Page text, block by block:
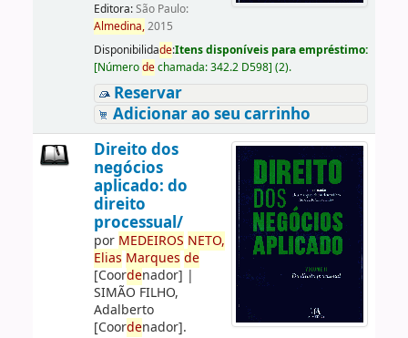
Editora:São Paulo:
Almedina,2015
Disponibilidade:Itens disponíveis para empréstimo:
[Númerodechamada:342.2 D598] (2).
Reservar
Adicionar ao seu carrinho
Direito dos
negócios
aplicado: do
direito
processual/
por MEDEIROS NETO,
Elias Marques de
[Coordenador] |
SIMÃO FILHO,
Adalberto
[Coordenador].